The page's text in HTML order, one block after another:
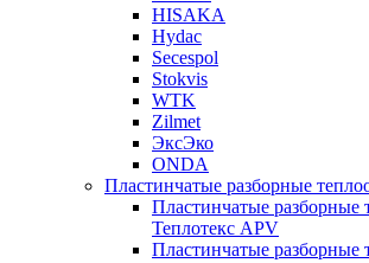
HISAKA
Hydac
Secespol
Stokvis
WTK
Zilmet
ЭксЭко
ONDA
Пластинчатые разборные
Пластинчатые разборные
Теплотекс APV
Пластинчатые разборные